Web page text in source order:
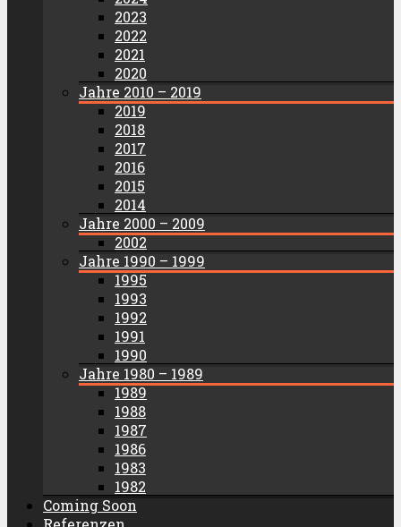
2023
2022
2021
2020
Jahre 2010 – 2019
2019
2018
2017
2016
2015
2014
Jahre 2000 – 2009
2002
Jahre 1990 – 1999
1995
1993
1992
1991
1990
Jahre 1980 – 1989
1989
1988
1987
1986
1983
1982
Coming Soon